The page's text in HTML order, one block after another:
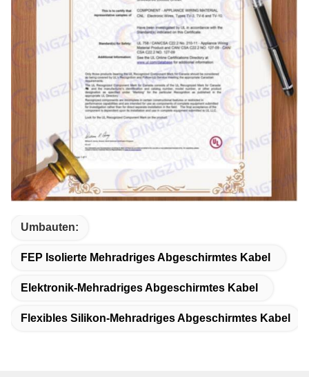
Umbauten:
FEP Isolierte Mehradriges Abgeschirmtes Kabel
Elektronik-Mehradriges Abgeschirmtes Kabel
Flexibles Silikon-Mehradriges Abgeschirmtes Kabel